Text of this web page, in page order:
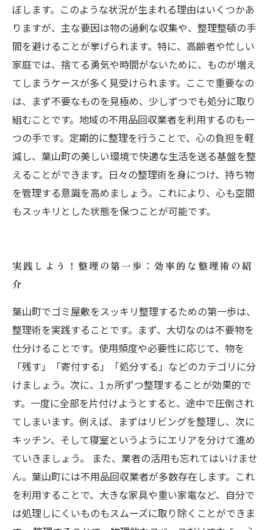
ぼします。このような状況が生まれる理由はいくつかあ
りますが、主な要因は物の過剰な収集や、整理整頓の手
間を避けることが挙げられます。特に、高齢者や忙しい
家庭では、捨てる勇気や時間がないために、ものが増え
てしまうケースが多く見受けられます。ここで重要なの
は、まず不要なものを見極め、少しずつでも処分に取り
組むことです。地域の不用品回収業者を利用するのも一
つの手です。定期的に整理を行うことで、心の負担を軽
減し、葉山町の美しい環境で快適な生活を送る基盤を整
えることができます。日々の整理術を身につけ、持ち物
を管理する意識を高めましょう。これにより、心も空間
もスッキリとした状態を保つことが可能です。
実践しよう！整理の第一歩：効率的な整理術の紹
介
葉山町でゴミ屋敷をスッキリ整理するための第一歩は、
整理術を実践することです。まず、大切なのは不要物を
仕分けることです。使用頻度や必要性に応じて、物を
「残す」「寄付する」「処分する」などのカテゴリに分
けましょう。次に、1ヵ所ずつ整理することが効果的で
す。一度に全部を片付けようとすると、途中で圧倒され
てしまいます。例えば、まずはリビングを整理し、次に
キッチン、そして寝室というようにエリアを分けて進め
ていきましょう。 また、業者の活用も忘れてはいけませ
ん。葉山町には不用品回収業者が多数存在します。これ
を利用することで、大きな家具や重い家電など、自分で
は処理しにくいものもスムーズに取り除くことができま